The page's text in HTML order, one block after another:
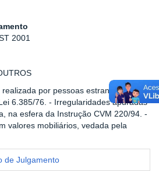
2001
por pessoas estranhas ao
6.385/76. - Irregularidades apuradas
na esfera da Instrução CVM 220/94. -
valores mobiliários, vedada pela
de Julgamento